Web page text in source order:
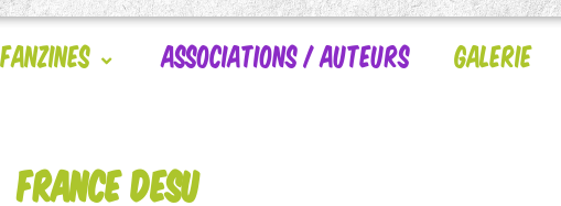
Fanzines Associations / Auteurs Galerie
France Desu